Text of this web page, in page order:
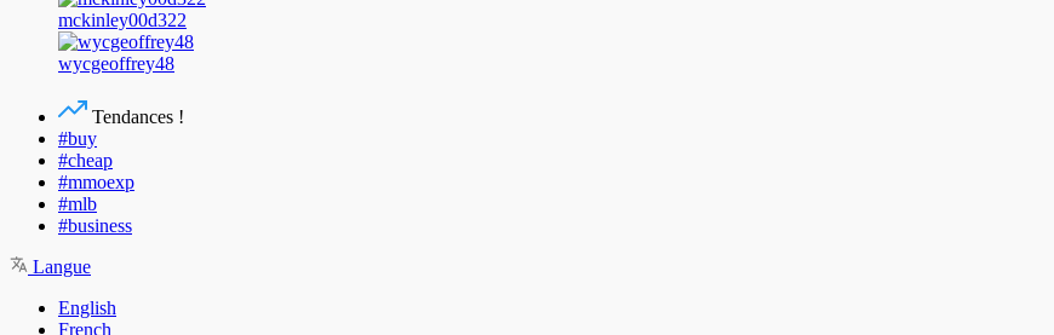
mckinley00d322
wycgeoffrey48
Tendances !
#buy
#cheap
#mmoexp
#mlb
#business
Langue
English
French